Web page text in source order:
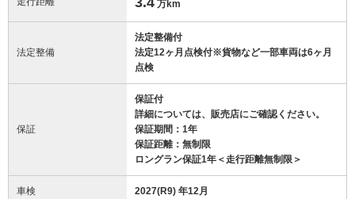
万km
法定整備
法定整備付
法定12ヶ月点検付※貨物など一部車両は6ヶ月
点検
保証
保証付
詳細については、販売店にご確認ください。
保証期間：1年
保証距離：無制限
ロングラン保証1年＜走行距離無制限＞
車検 2027(R9) 年12月